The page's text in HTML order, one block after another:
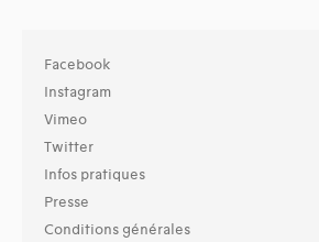
Facebook
Instagram
Vimeo
Twitter
Infos pratiques
Presse
Conditions générales